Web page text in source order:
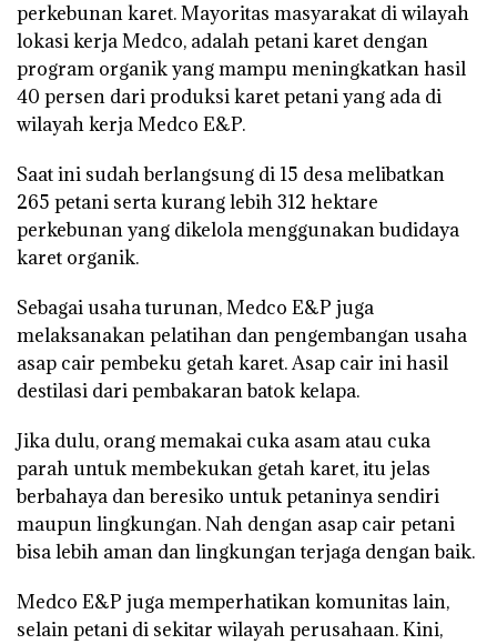
perkebunan karet. Mayoritas masyarakat di wilayah
lokasi kerja Medco, adalah petani karet dengan
program organik yang mampu meningkatkan hasil
40 persen dari produksi karet petani yang ada di
wilayah kerja Medco E&P.
Saat ini sudah berlangsung di 15 desa melibatkan
265 petani serta kurang lebih 312 hektare
perkebunan yang dikelola menggunakan budidaya
karet organik.
Sebagai usaha turunan, Medco E&P juga
melaksanakan pelatihan dan pengembangan usaha
asap cair pembeku getah karet. Asap cair ini hasil
destilasi dari pembakaran batok kelapa.
Jika dulu, orang memakai cuka asam atau cuka
parah untuk membekukan getah karet, itu jelas
berbahaya dan beresiko untuk petaninya sendiri
maupun lingkungan. Nah dengan asap cair petani
bisa lebih aman dan lingkungan terjaga dengan baik.
Medco E&P juga memperhatikan komunitas lain,
selain petani di sekitar wilayah perusahaan. Kini,